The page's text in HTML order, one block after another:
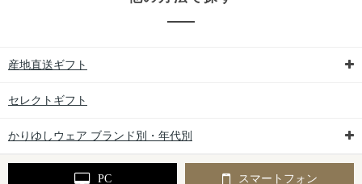
産地直送ギフト
セレクトギフト
かりゆしウェア ブランド別・年代別
PC スマートフォン